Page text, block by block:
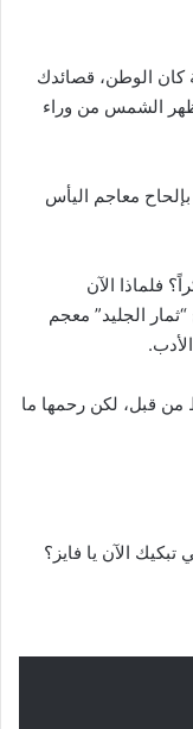
كان الوطن، قصائدك
الشمس من وراء
معاجم اليأس
فلماذا الآن
الجليد” معجم
من قبل، لكن رحمها ما
الآن يا فايز؟